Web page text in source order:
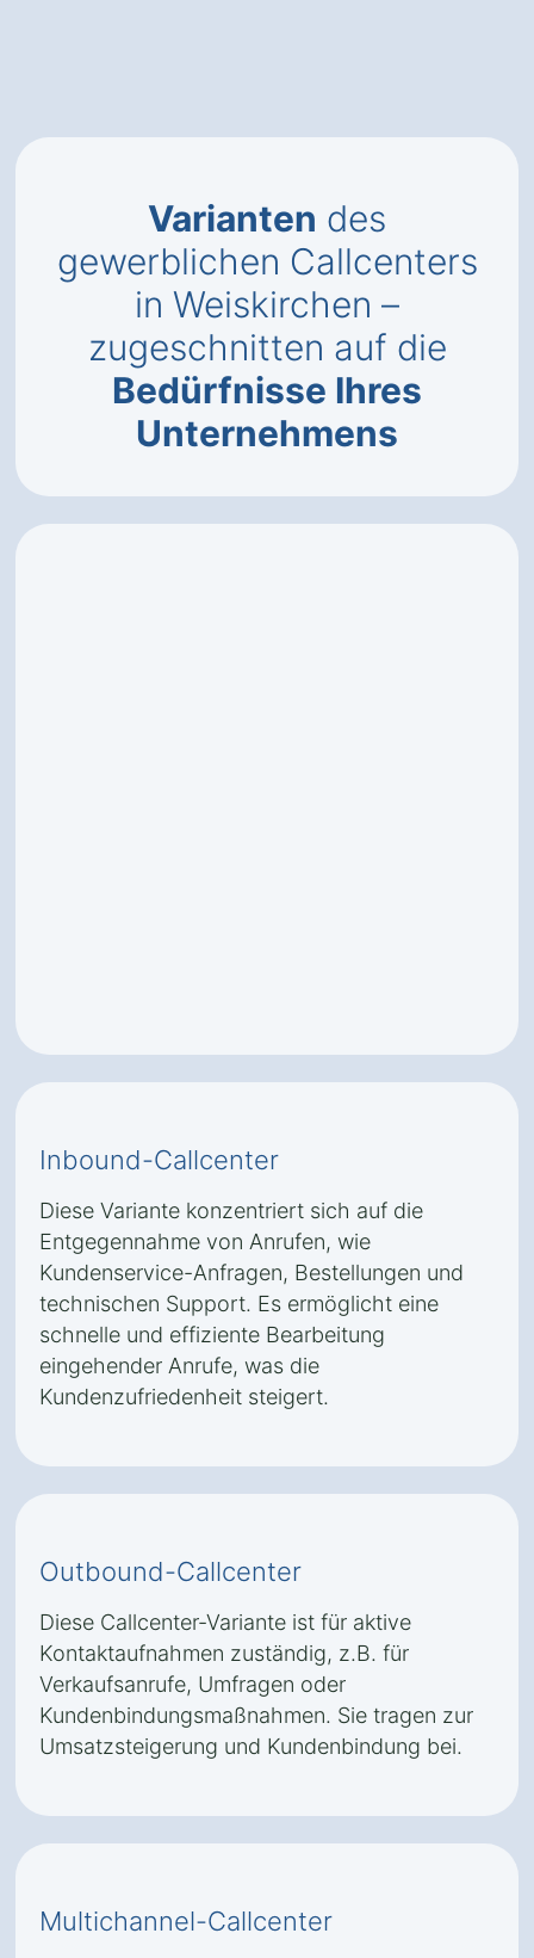
Varianten des
gewerblichen Callcenters
in Weiskirchen –
zugeschnitten auf die
Bedürfnisse Ihres
Unternehmens
Inbound-Callcenter
Diese Variante konzentriert sich auf die
Entgegennahme von Anrufen, wie
Kundenservice-Anfragen, Bestellungen und
technischen Support. Es ermöglicht eine
schnelle und effiziente Bearbeitung
eingehender Anrufe, was die
Kundenzufriedenheit steigert.
Outbound-Callcenter
Diese Callcenter-Variante ist für aktive
Kontaktaufnahmen zuständig, z.B. für
Verkaufsanrufe, Umfragen oder
Kundenbindungsmaßnahmen. Sie tragen zur
Umsatzsteigerung und Kundenbindung bei.
Multichannel-Callcenter